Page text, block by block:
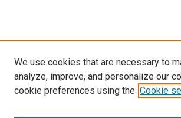
We use cookies that are necessary to
analyze, improve, and personalize our
cookie preferences using the Cookie